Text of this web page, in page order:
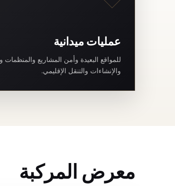
عمليات ميدانية
للمواقع البعيدة وأمن المشاريع والمنظمات
والإنشاءات والتنقل الإقليمي.
معرض المركبة